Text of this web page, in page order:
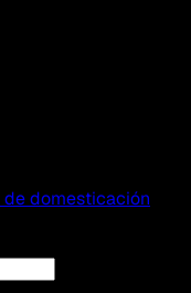
domesticación